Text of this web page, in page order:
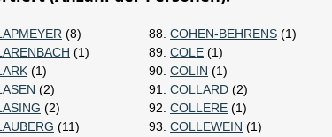
(8)
(1)
(1)
(2)
(2)
(11)
88. COHEN-BEHRENS (1)
89. COLE (1)
90. COLIN (1)
91. COLLARD (2)
92. COLLERE (1)
93. COLLEWEIN (1)